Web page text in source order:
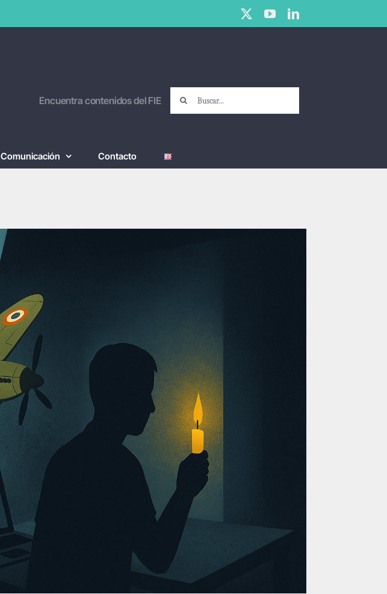
X YouTubeLinkedIn
Encuentra contenidos del FIE
Comunicación Contacto